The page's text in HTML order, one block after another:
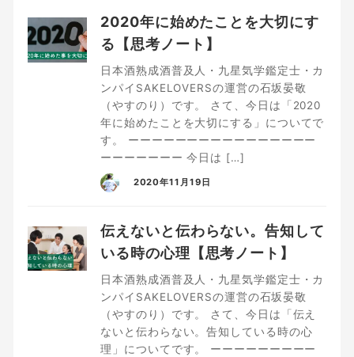
2020年に始めたことを大切にす
る【思考ノート】
日本酒熟成酒普及人・九星気学鑑定士・カ
ンパイSAKELOVERSの運営の石坂晏敬
（やすのり）です。 さて、今日は「2020
年に始めたことを大切にする」についてで
す。 ーーーーーーーーーーーーーーーー
ーーーーーーー 今日は […]
2020年11月19日
伝えないと伝わらない。告知して
いる時の心理【思考ノート】
日本酒熟成酒普及人・九星気学鑑定士・カ
ンパイSAKELOVERSの運営の石坂晏敬
（やすのり）です。 さて、今日は「伝え
ないと伝わらない。告知している時の心
理」についてです。 ーーーーーーーーー